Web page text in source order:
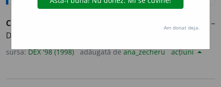
CVADRUPL
Unul din patru gemeni. –
Din
sursa:DEX '98 (1998) adăugată deana_zecheru acțiuni
Am donat deja.